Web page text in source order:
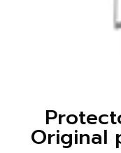
Original